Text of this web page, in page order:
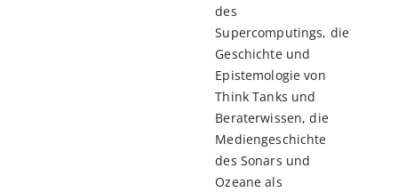
des
Supercomputings, die
Geschichte und
Epistemologie von
Think Tanks und
Beraterwissen, die
Mediengeschichte
des Sonars und
Ozeane als